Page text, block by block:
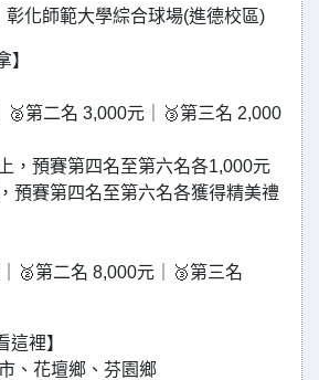
彰化師範大學綜合球場(進德校區)
】
🥈第二名 3,000元｜🥉第三名 2,000
，預賽第四名至第六名各1,000元
預賽第四名至第六名各獲得精美禮
🥈第二名 8,000元｜🥉第三名
這裡】
、花壇鄉、芬園鄉